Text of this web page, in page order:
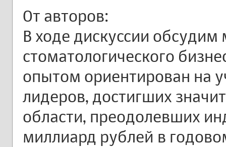
От авторов:
В ходе дискуссии
стоматологического
опытом ориентирован на
лидеров, достигших
области, преодолевших
миллиард рублей в